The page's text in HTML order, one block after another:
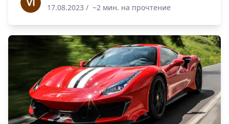
17.08.2023 / ~2 мин. на прочтение